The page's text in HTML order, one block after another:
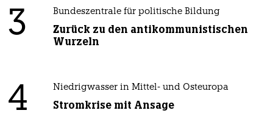
3 Bundeszentrale für politische Bildung
Zurück zu den antikommunistischen
Wurzeln
4 Niedrigwasser in Mittel- und Osteuropa
Stromkrise mit Ansage